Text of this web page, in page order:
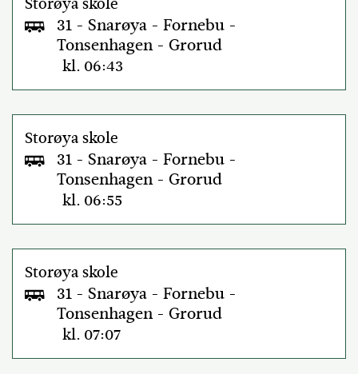
31 - Snarøya - Fornebu -
Tonsenhagen - Grorud
kl. 06:43
Storøya skole
31 - Snarøya - Fornebu -
Tonsenhagen - Grorud
kl. 06:55
Storøya skole
31 - Snarøya - Fornebu -
Tonsenhagen - Grorud
kl. 07:07